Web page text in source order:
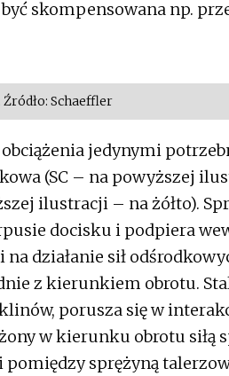
skompensowana np.
Schaeffler
obciążenia jedynymi
(SC – na powyższej
ilustracji – na żółto).
docisku i podpiera
na działanie sił
z kierunkiem obrotu.
porusza się w
w kierunku obrotu siłą
sprężyną